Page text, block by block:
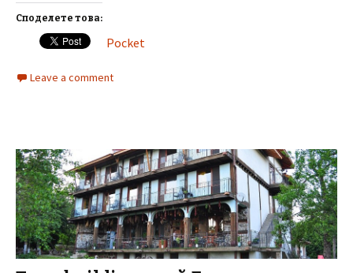
Споделете това:
Pocket
Leave a comment